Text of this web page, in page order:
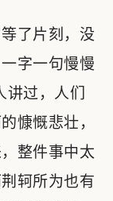
了片刻，没
字一句慢慢
讲过，人们
慷慨悲壮，
整件事中太
轲所为也有